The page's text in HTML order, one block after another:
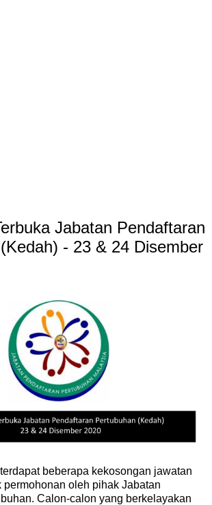
Jabatan Pendaftaran
- 23 & 24 Disember
beberapa kekosongan jawatan
permohonan oleh pihak Jabatan
Calon-calon yang berkelayakan